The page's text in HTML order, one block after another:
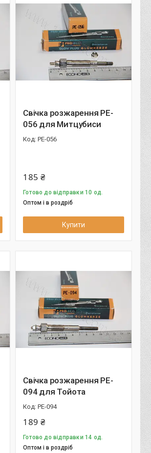
Свічка розжарення PE-
056 для Митцубиси
PE-056
185 ₴
Готово до відправки 10 од.
Оптом і в роздріб
Купити
Свічка розжарення PE-
094 для Тойота
PE-094
189 ₴
Готово до відправки 14 од.
Оптом і в роздріб